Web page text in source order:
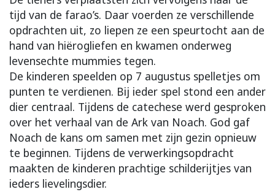
tijd van de farao’s. Daar voerden ze verschillende
opdrachten uit, zo liepen ze een speurtocht aan de
hand van hiërogliefen en kwamen onderweg
levensechte mummies tegen.
De kinderen speelden op 7 augustus spelletjes om
punten te verdienen. Bij ieder spel stond een ander
dier centraal. Tijdens de catechese werd gesproken
over het verhaal van de Ark van Noach. God gaf
Noach de kans om samen met zijn gezin opnieuw
te beginnen. Tijdens de verwerkingsopdracht
maakten de kinderen prachtige schilderijtjes van
ieders lievelingsdier.